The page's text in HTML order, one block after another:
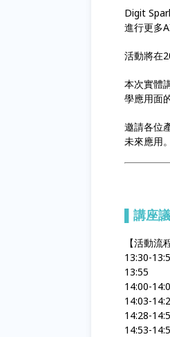
Digit
進行更多
活動將在
本次實體
學應用面
邀請各位
未來應用。
▌講座
【活動流
13:30-
13:55
14:00-
14:03-
14:28-
14:53-